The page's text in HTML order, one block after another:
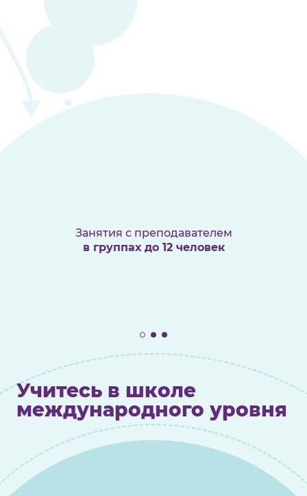
Занятия с преподавателем
в группах до 12 человек
Учитесь в школе
международного уровня